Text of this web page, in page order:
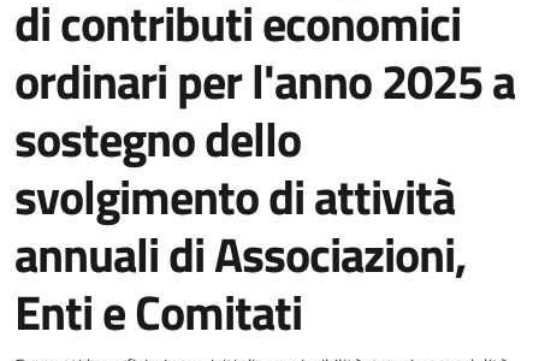
di contributi economici
ordinari per l'anno 2025 a
sostegno dello
svolgimento di attività
annuali di Associazioni,
Enti e Comitati